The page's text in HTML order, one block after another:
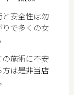
安全性は勿
で多くの女
施術に不安
は是非当店